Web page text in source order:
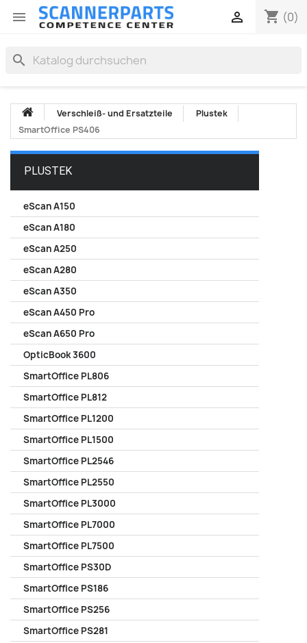
 shopping_cart (0)

search
Verschleiß- und Ersatzteile
Plustek
SmartOffice PS406
PLUSTEK
eScan A150
eScan A180
eScan A250
eScan A280
eScan A350
eScan A450 Pro
eScan A650 Pro
OpticBook 3600
SmartOffice PL806
SmartOffice PL812
SmartOffice PL1200
SmartOffice PL1500
SmartOffice PL2546
SmartOffice PL2550
SmartOffice PL3000
SmartOffice PL7000
SmartOffice PL7500
SmartOffice PS30D
SmartOffice PS186
SmartOffice PS256
SmartOffice PS281